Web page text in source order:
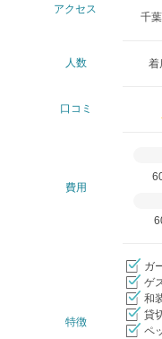
アクセス
千
人数 着
口コミ
費用
特徴
ガ
ゲ
和
貸
ペ